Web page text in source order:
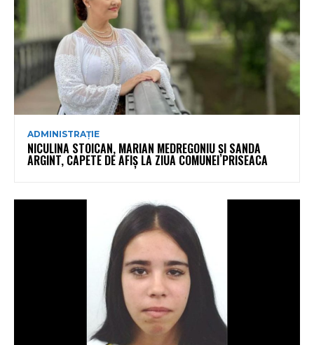
ADMINISTRAȚIE
NICULINA STOICAN, MARIAN MEDREGONIU ȘI SANDA
ARGINT, CAPETE DE AFIȘ LA ZIUA COMUNEI PRISEACA